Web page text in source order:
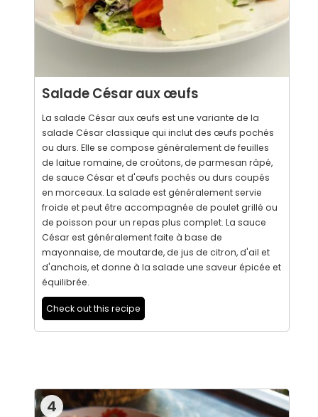
Salade César aux œufs
La salade César aux œufs est une variante de la
salade César classique qui inclut des œufs pochés
ou durs. Elle se compose généralement de feuilles
de laitue romaine, de croûtons, de parmesan râpé,
de sauce César et d'œufs pochés ou durs coupés
en morceaux. La salade est généralement servie
froide et peut être accompagnée de poulet grillé ou
de poisson pour un repas plus complet. La sauce
César est généralement faite à base de
mayonnaise, de moutarde, de jus de citron, d'ail et
d'anchois, et donne à la salade une saveur épicée et
équilibrée.
Check out this recipe
4